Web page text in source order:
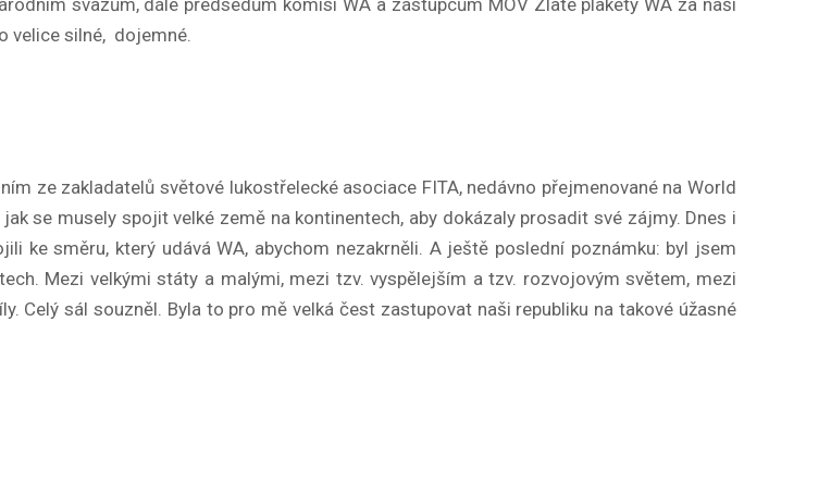
velice silné, dojemné.
ze zakladatelů světové lukostřelecké asociace FITA, nedávno přejmenované na World
se musely spojit velké země na kontinentech, aby dokázaly prosadit své zájmy. Dnes i
ke směru, který udává WA, abychom nezakrněli. A ještě poslední poznámku: byl jsem
Mezi velkými státy a malými, mezi tzv. vyspělejším a tzv. rozvojovým světem, mezi
Celý sál souzněl. Byla to pro mě velká čest zastupovat naši republiku na takové úžasné